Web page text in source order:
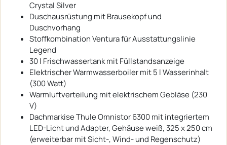
Crystal Silver
Duschausrüstung mit Brausekopf und
Duschvorhang
Stoffkombination Ventura für Ausstattungslinie
Legend
30 l Frischwassertank mit Füllstandsanzeige
Elektrischer Warmwasserboiler mit 5 l Wasserinhalt
(300 Watt)
Warmluftverteilung mit elektrischem Gebläse (230
V)
Dachmarkise Thule Omnistor 6300 mit integriertem
LED-Licht und Adapter, Gehäuse weiß, 325 x 250 cm
(erweiterbar mit Sicht-, Wind- und Regenschutz)